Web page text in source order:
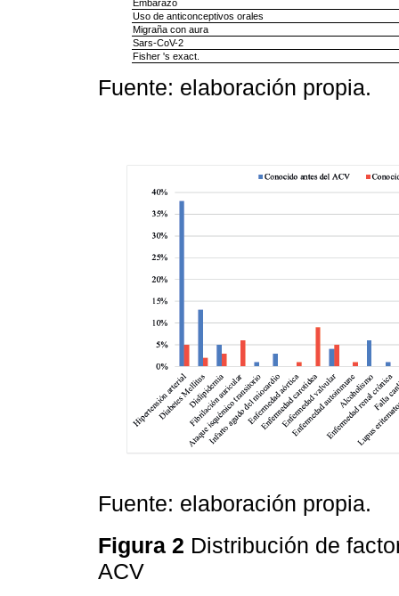
Embarazo
Uso de anticonceptivos orales
Migraña con aura
Sars-CoV-2
Fisher 's exact.
Fuente: elaboración propia.
Fuente: elaboración propia.
Figura 2 Distribución de
ACV